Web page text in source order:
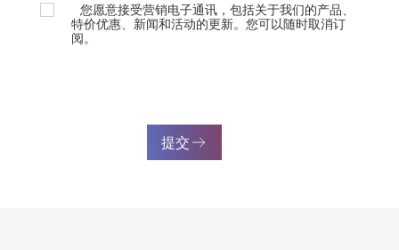
您愿意接受营销电子通讯，包括关于我们的产品、
特价优惠、新闻和活动的更新。您可以随时取消订
阅。
提交